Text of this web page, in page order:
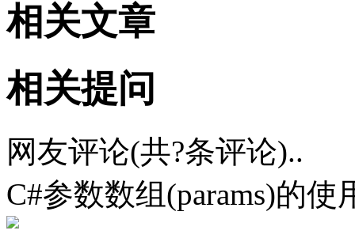
相关文章
相关提问
网友评论(共?条评论)..
C#参数数组(params)的使